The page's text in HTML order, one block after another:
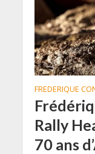
FREDERIQUE
Rally
70 ans